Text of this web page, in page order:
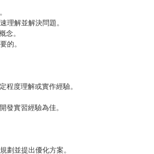
理解並解決問題。
念。
的。
程度理解或實作經驗。
發實習經驗為佳。
劃並提出優化方案。